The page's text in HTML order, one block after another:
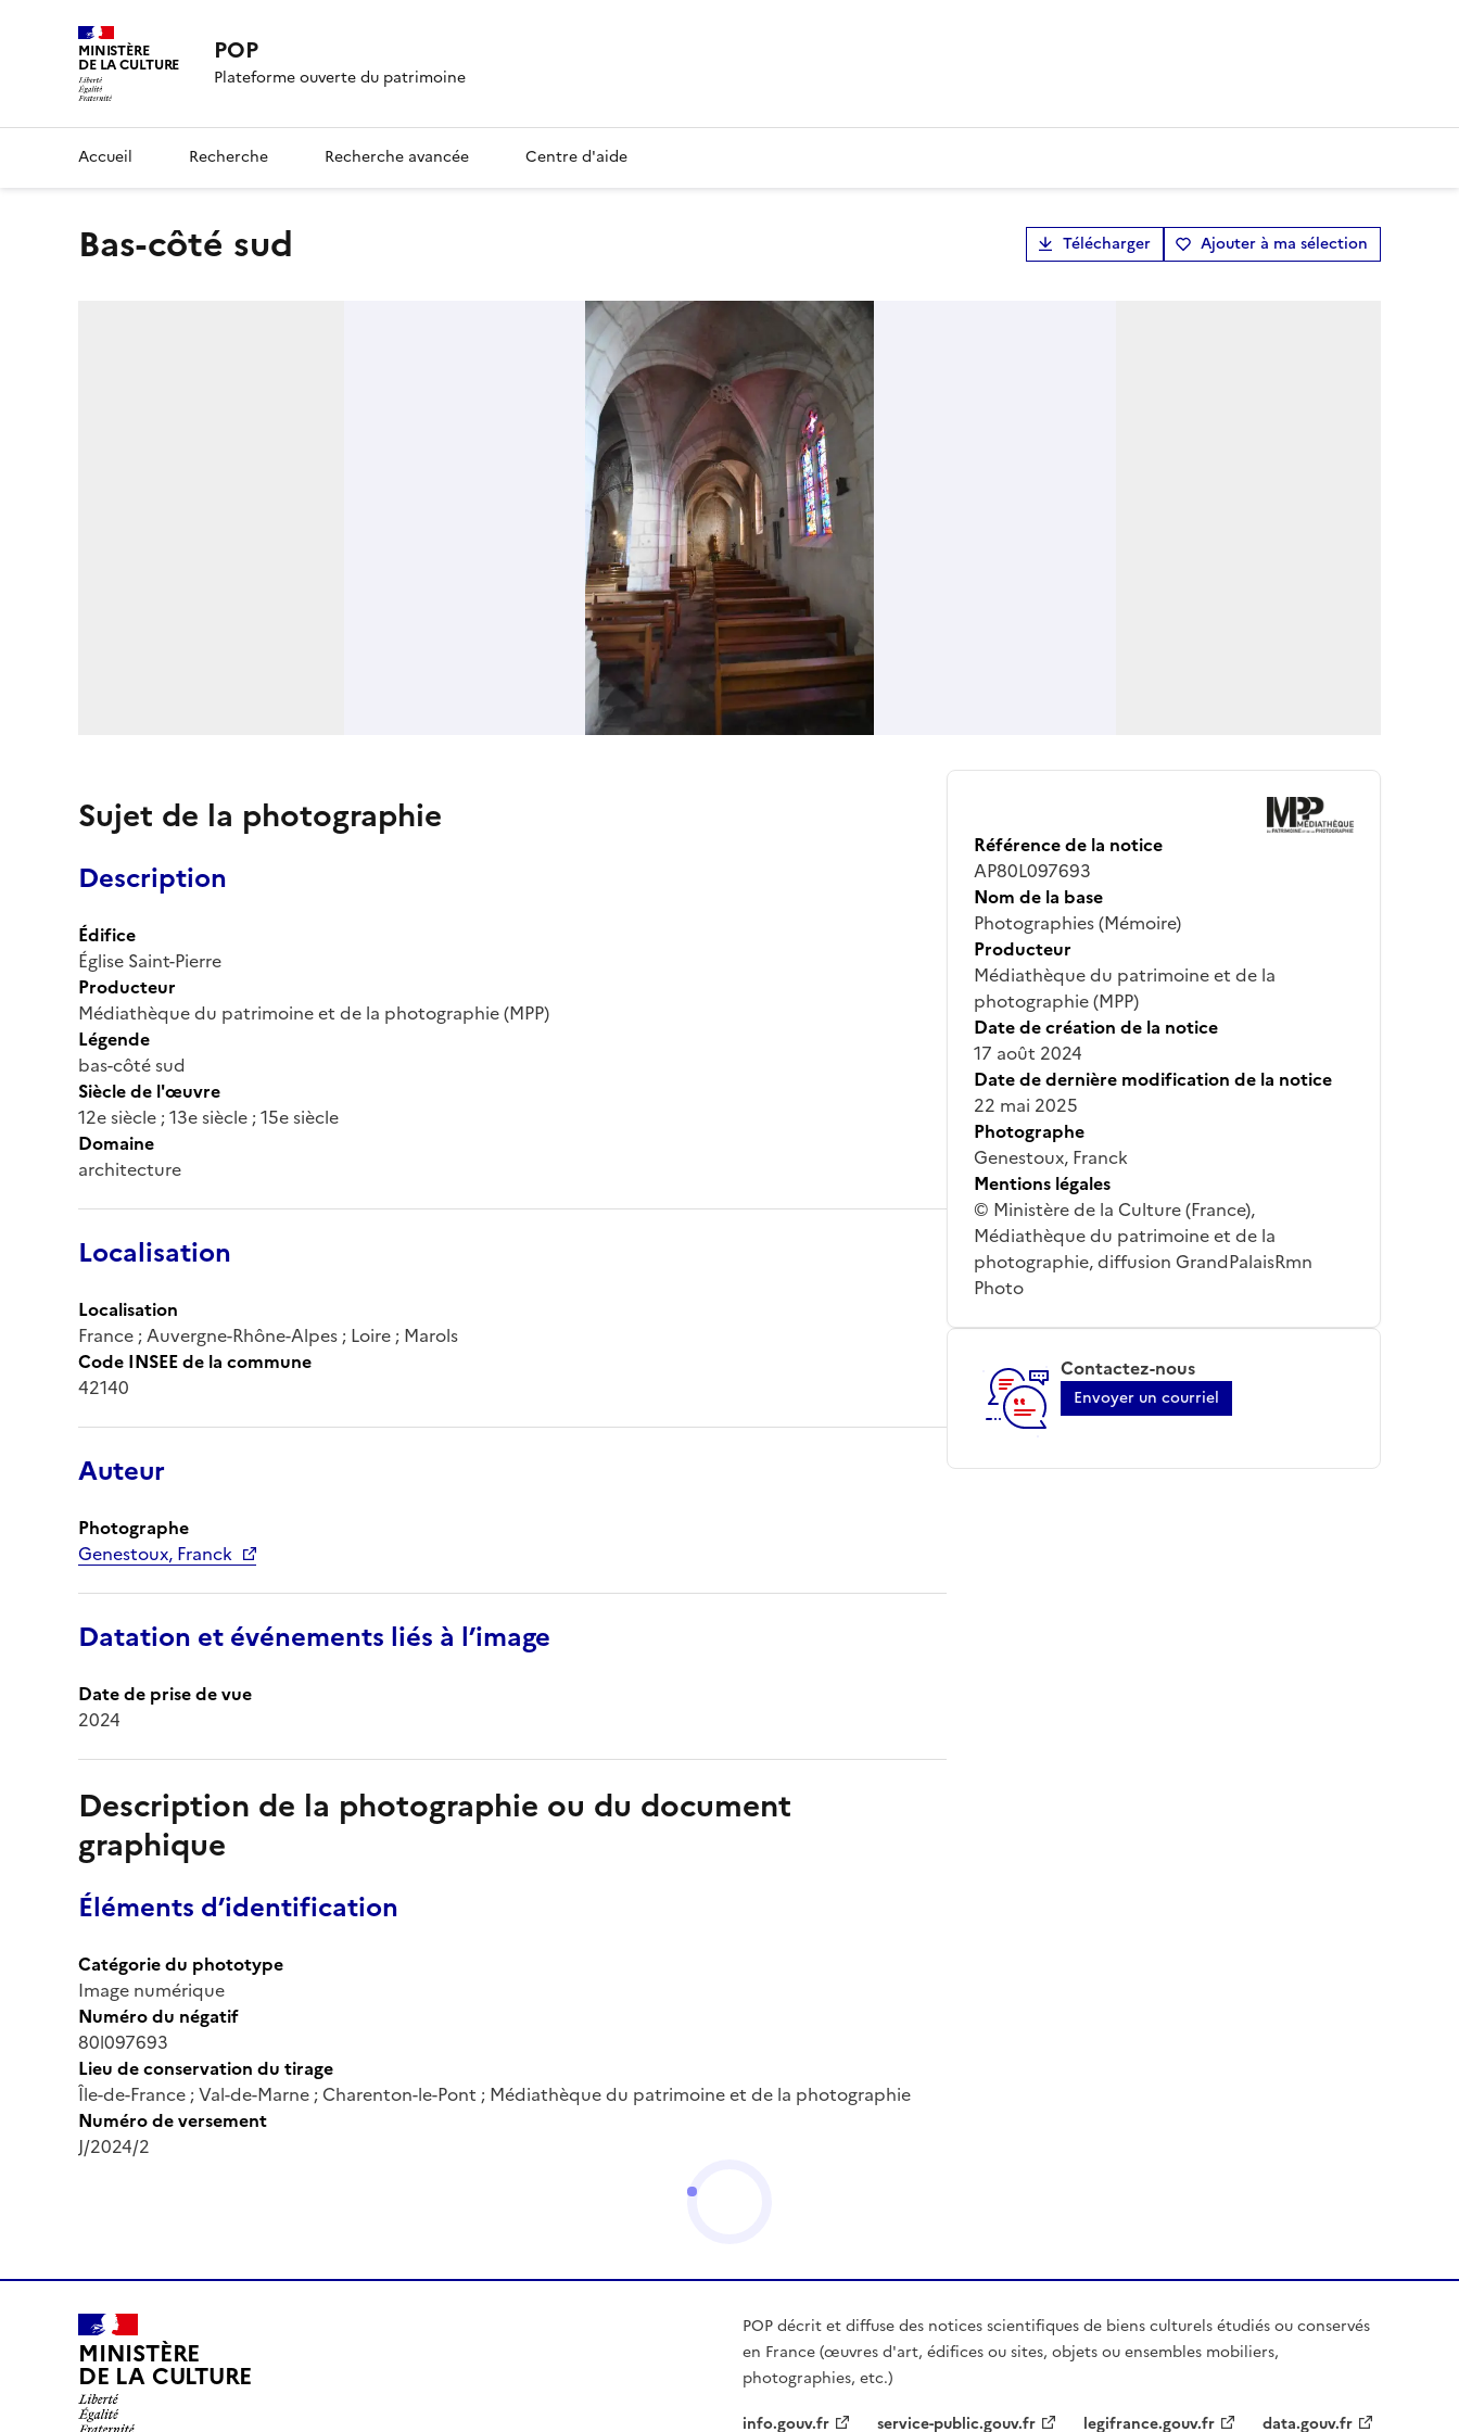
MINISTÈRE
DE LA CULTURE POP
Plateforme ouverte du patrimoine
Accueil Recherche Recherche avancée Centre d'aide
bas-côté sud Télécharger Ajouter à ma sélection
Sujet de la photographie
Description
Édifice
Église Saint-Pierre
Producteur
Médiathèque du patrimoine et de la photographie (MPP)
Légende
bas-côté sud
Siècle de l'œuvre
12e siècle ; 13e siècle ; 15e siècle
Domaine
architecture
Localisation
Localisation
France ; Auvergne-Rhône-Alpes ; Loire ; Marols
Code INSEE de la commune
42140
Auteur
Photographe
Genestoux, Franck
Datation et événements liés à l’image
Date de prise de vue
2024
Description de la photographie ou du document
graphique
Éléments d’identification
Catégorie du phototype
Image numérique
Numéro du négatif
80l097693
Lieu de conservation du tirage
Île-de-France ; Val-de-Marne ; Charenton-le-Pont ; Médiathèque du patrimoine et de la photographie
Numéro de versement
J/2024/2
Référence de la notice
AP80L097693
Nom de la base
Photographies (Mémoire)
Producteur
Médiathèque du patrimoine et de la
photographie (MPP)
Date de création de la notice
17 août 2024
Date de dernière modification de la notice
22 mai 2025
Photographe
Genestoux, Franck
Mentions légales
© Ministère de la Culture (France),
Médiathèque du patrimoine et de la
photographie, diffusion GrandPalaisRmn
Photo
Contactez-nous
Envoyer un courriel
MINISTÈRE
DE LA CULTURE
POP décrit et diffuse des notices scientifiques de biens culturels étudiés ou conservés
en France (œuvres d'art, édifices ou sites, objets ou ensembles mobiliers,
photographies, etc.)
info.gouv.fr
service-public.gouv.fr legifrance.gouv.fr data.gouv.fr